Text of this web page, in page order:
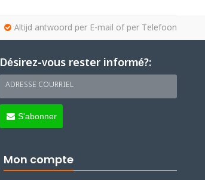
Altijd antwoord per E-mail of per Telefoon
Désirez-vous rester informé?:
ADRESSE COURRIEL
S'abonner
Mon compte